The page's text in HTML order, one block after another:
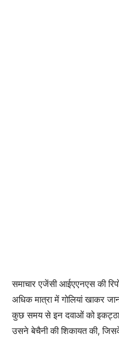
समाचार एजेंसी आईएएनएस की
अधिक मात्रा में गोलियां खाकर
कुछ समय से इन दवाओं को
उसने बेचैनी की शिकायत की,